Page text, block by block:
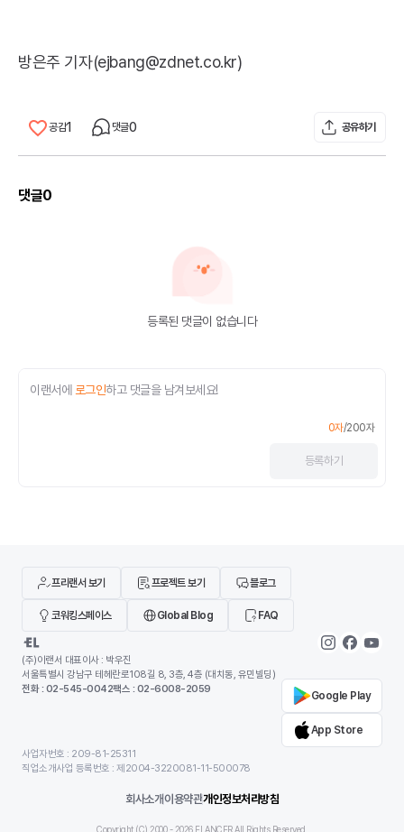
방은주 기자(ejbang@zdnet.co.kr)
공감1 댓글0 공유하기
댓글0
등록된 댓글이 없습니다
이랜서에 로그인하고 댓글을 남겨보세요!
0자/200자
등록하기
프리랜서 보기 프로젝트 보기 블로그
코워킹스페이스 Global Blog FAQ
(주)이랜서 대표이사 : 박우진
서울특별시 강남구 테헤란로108길 8, 3층, 4층 (대치동, 유민빌딩)
전화 : 02-545-0042팩스 : 02-6008-2059
Google Play
App Store
사업자번호 : 209-81-25311
직업소개사업 등록번호 : 제2004-3220081-11-500078
회사소개이용약관개인정보처리방침
Copyright (C) 2000 -2026ELANCER All Rights Reserved.